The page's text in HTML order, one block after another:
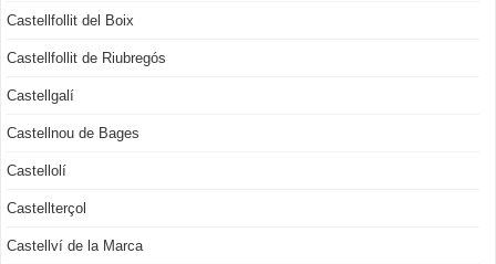
Castellfollit del Boix
Castellfollit de Riubregós
Castellgalí
Castellnou de Bages
Castellolí
Castellterçol
Castellví de la Marca